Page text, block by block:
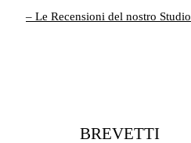
– Le Recensioni del nostro Studio
BREVETTI